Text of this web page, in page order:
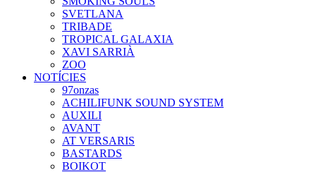
SVETLANA
TRIBADE
TROPICAL GALAXIA
XAVI SARRIÀ
ZOO
NOTÍCIES
97onzas
ACHILIFUNK SOUND SYSTEM
AUXILI
AVANT
AT VERSARIS
BASTARDS
BOIKOT